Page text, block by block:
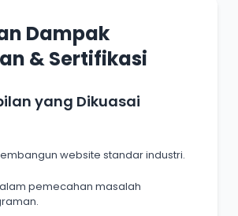
Dampak
& Sertifikasi
yang Dikuasai
website standar industri.
pemecahan masalah